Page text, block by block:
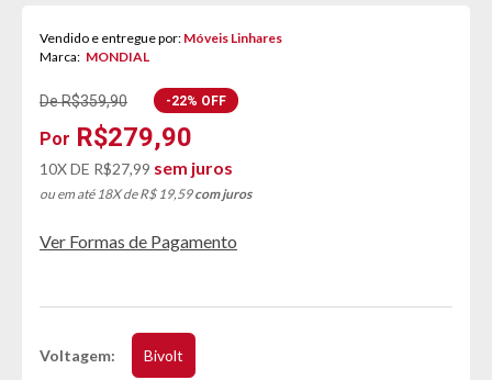
Vendido e entregue por: Móveis Linhares
Marca: MONDIAL
De R$359,90
R$279,90
-22% OFF
10X DE R$27,99 sem juros
ou em até 18X de R$ 19,59com juros
Ver Formas de Pagamento
Voltagem Bivolt